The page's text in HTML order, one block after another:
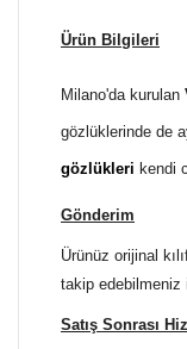
Ürün Bilgileri
Milano'da kurulan
gözlüklerinde de
gözlükleri kendi
Gönderim
Ürünüz orijinal
takip edebilmeniz
Satış Sonrası